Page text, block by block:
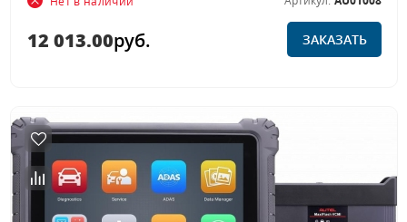
12 013.00руб. ЗАКАЗАТЬ